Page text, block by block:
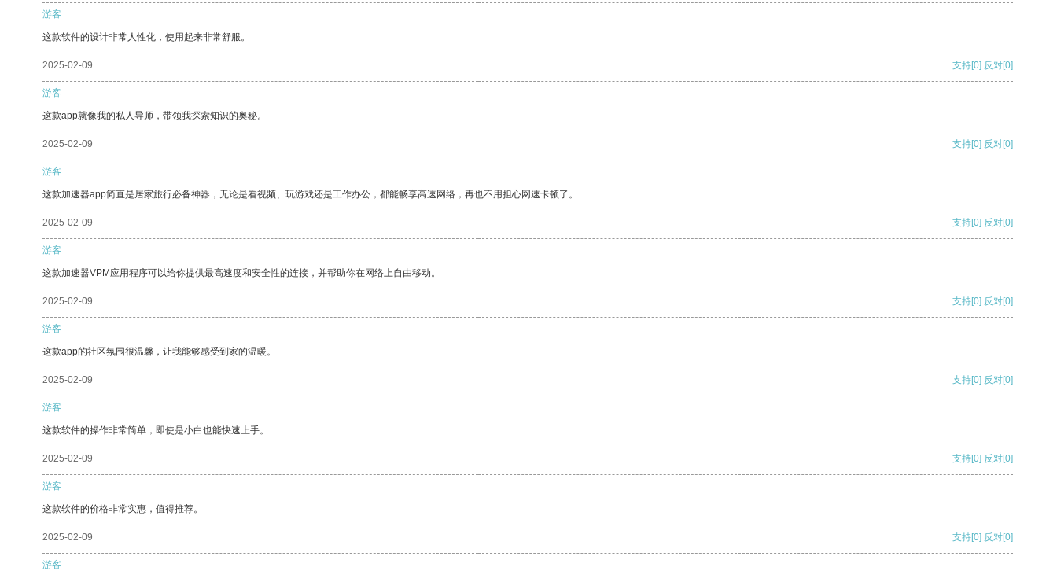
游客
这款软件的设计非常人性化，使用起来非常舒服。
2025-02-09 支持[0] 反对[0]
游客
这款app就像我的私人导师，带领我探索知识的奥秘。
2025-02-09 支持[0] 反对[0]
游客
这款加速器app简直是居家旅行必备神器，无论是看视频、玩游戏还是工作办公，都能畅享高速网络，再也不用担心网速卡顿了。
2025-02-09 支持[0] 反对[0]
游客
这款加速器VPM应用程序可以给你提供最高速度和安全性的连接，并帮助你在网络上自由移动。
2025-02-09 支持[0] 反对[0]
游客
这款app的社区氛围很温馨，让我能够感受到家的温暖。
2025-02-09 支持[0] 反对[0]
游客
这款软件的操作非常简单，即使是小白也能快速上手。
2025-02-09 支持[0] 反对[0]
游客
这款软件的价格非常实惠，值得推荐。
2025-02-09 支持[0] 反对[0]
游客